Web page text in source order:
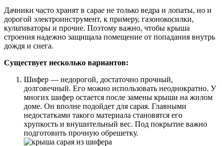
Дачники часто хранят в сарае не только ведра и лопаты, но и
дорогой электроинструмент, к примеру, газонокосилки,
культиваторы и прочие. Поэтому важно, чтобы крыша
строения надежно защищала помещение от попадания внутрь
дождя и снега.
Существует несколько вариантов:
Шифер — недорогой, достаточно прочный,
долговечный. Его можно использовать неоднократно. У
многих шифер остается после замены крыши на жилом
доме. Он вполне подойдет для сарая. Главными
недостатками такого материала становятся его
хрупкость и внушительный вес. Под покрытие важно
подготовить прочную обрешетку.